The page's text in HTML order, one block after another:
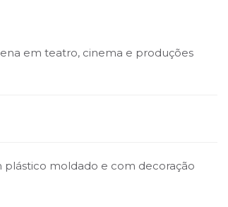
em teatro, cinema e produções
plástico moldado e com decoração